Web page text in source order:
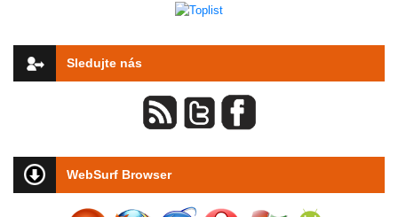
Sledujte nás
WebSurf Browser